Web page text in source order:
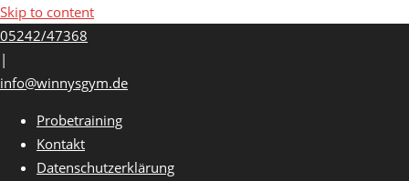
Skip to content
05242/47368
|
info@winnysgym.de
Probetraining
Kontakt
Datenschutzerklärung